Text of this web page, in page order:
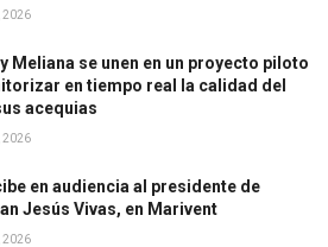
2026
Meliana se unen en un proyecto piloto
en tiempo real la calidad del
acequias
2026
en audiencia al presidente de
Jesús Vivas, en Marivent
2026